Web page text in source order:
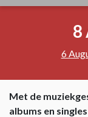
8
6
Met de
albums en